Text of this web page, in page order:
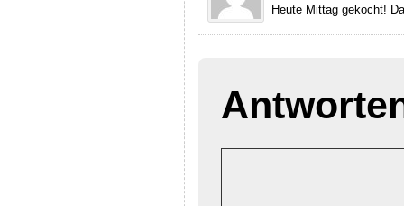
Heute Mittag gekocht!